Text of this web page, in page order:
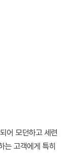
어 모던하고 세련
는 고객에게 특히